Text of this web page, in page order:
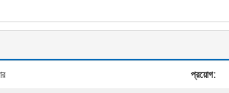
প্রয়োগ: